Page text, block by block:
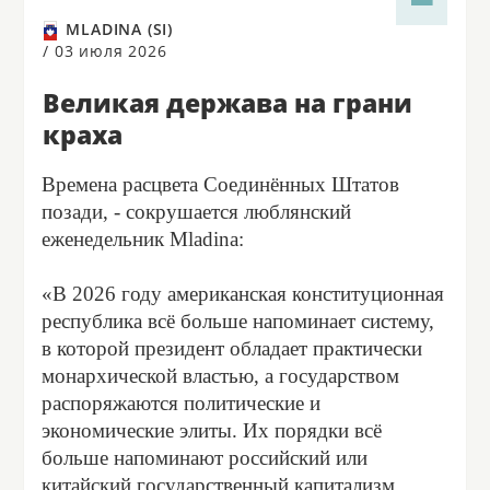
MLADINA (SI)
/ 03 июля 2026
Великая держава на грани
краха
Времена расцвета Соединённых Штатов
позади, - сокрушается люблянский
еженедельник Mladina:
«В 2026 году американская конституционная
республика всё больше напоминает систему,
в которой президент обладает практически
монархической властью, а государством
распоряжаются политические и
экономические элиты. Их порядки всё
больше напоминают российский или